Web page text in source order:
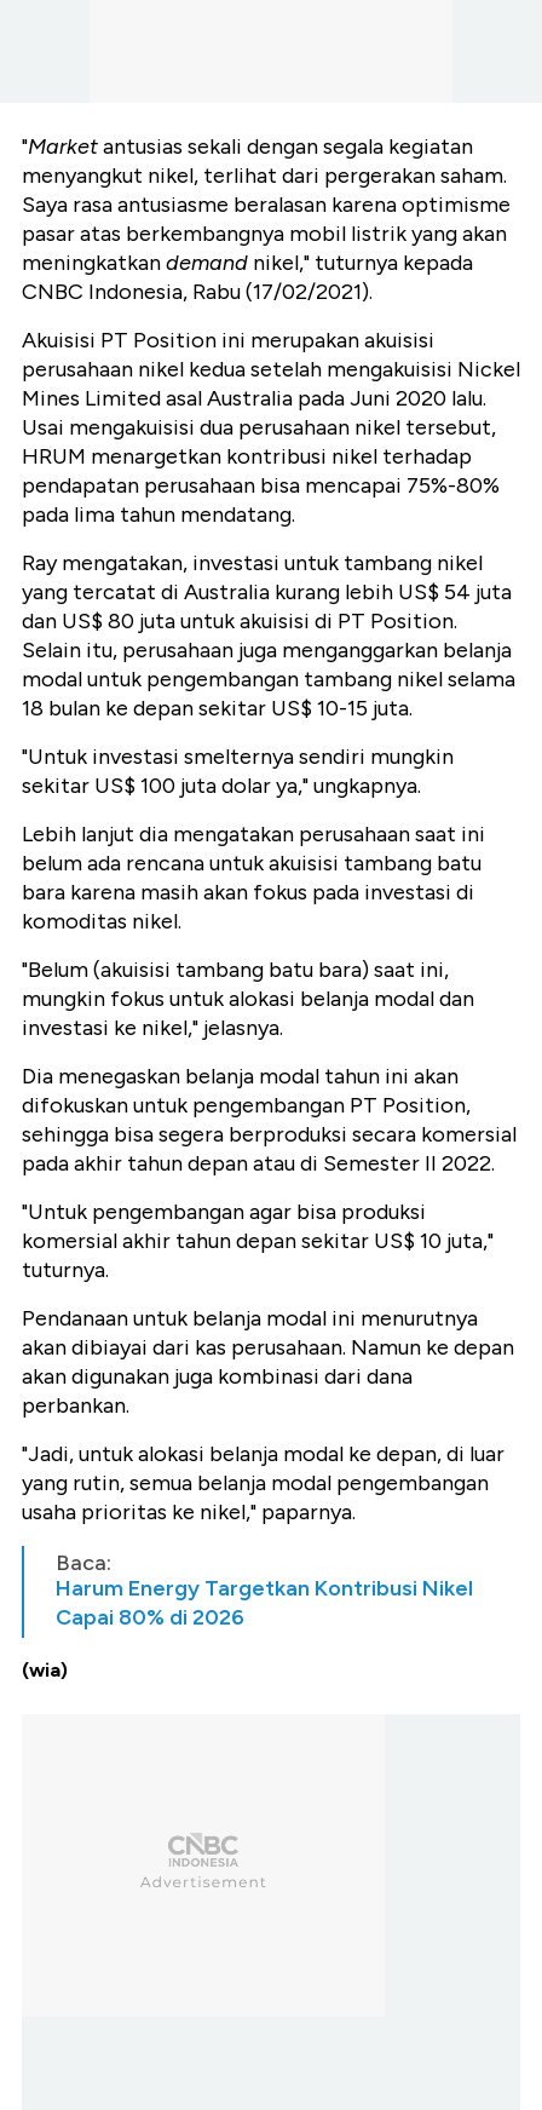
"Marketantusias sekali dengan segala kegiatan
menyangkut nikel, terlihat dari pergerakan saham.
Saya rasa antusiasme beralasan karena optimisme
pasar atas berkembangnya mobil listrik yang akan
meningkatkandemand nikel," tuturnya kepada
CNBC Indonesia, Rabu (17/02/2021).
Akuisisi PT Position ini merupakan akuisisi
perusahaan nikel kedua setelah mengakuisisi Nickel
Mines Limited asal Australia pada Juni 2020 lalu.
Usai mengakuisisi dua perusahaan nikel tersebut,
HRUM menargetkan kontribusi nikel terhadap
pendapatan perusahaan bisa mencapai 75%-80%
pada lima tahun mendatang.
Ray mengatakan, investasi untuk tambang nikel
yang tercatat di Australia kurang lebih US$ 54 juta
dan US$ 80 juta untuk akuisisi di PT Position.
Selain itu, perusahaan juga menganggarkan belanja
modal untuk pengembangan tambang nikel selama
18 bulan ke depan sekitar US$ 10-15 juta.
"Untuk investasi smelternya sendiri mungkin
sekitar US$ 100 juta dolar ya," ungkapnya.
Lebih lanjut dia mengatakan perusahaan saat ini
belum ada rencana untuk akuisisi tambang batu
bara karena masih akan fokus pada investasi di
komoditas nikel.
"Belum (akuisisi tambang batu bara) saat ini,
mungkin fokus untuk alokasi belanja modal dan
investasi ke nikel," jelasnya.
Dia menegaskan belanja modal tahun ini akan
difokuskan untuk pengembangan PT Position,
sehingga bisa segera berproduksi secara komersial
pada akhir tahun depan atau di Semester II 2022.
"Untuk pengembangan agar bisa produksi
komersial akhir tahun depan sekitar US$ 10 juta,"
tuturnya.
Pendanaan untuk belanja modal ini menurutnya
akan dibiayai dari kas perusahaan. Namun ke depan
akan digunakan juga kombinasi dari dana
perbankan.
"Jadi, untuk alokasi belanja modal ke depan, di luar
yang rutin, semua belanja modal pengembangan
usaha prioritas ke nikel," paparnya.
Baca:
Harum Energy Targetkan Kontribusi Nikel
Capai 80% di 2026
(wia)